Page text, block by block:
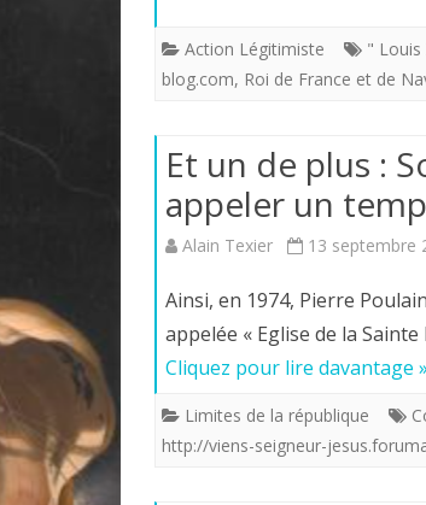
Action Légitimiste " Louis
blog.com, Roi de France et de
Et un de plus :
appeler un
Alain Texier 13 septembre
Ainsi, en 1974, Pierre
appelée « Eglise de la
Cliquez pour lire davantage »
Limites de la république
http://viens-seigneur-